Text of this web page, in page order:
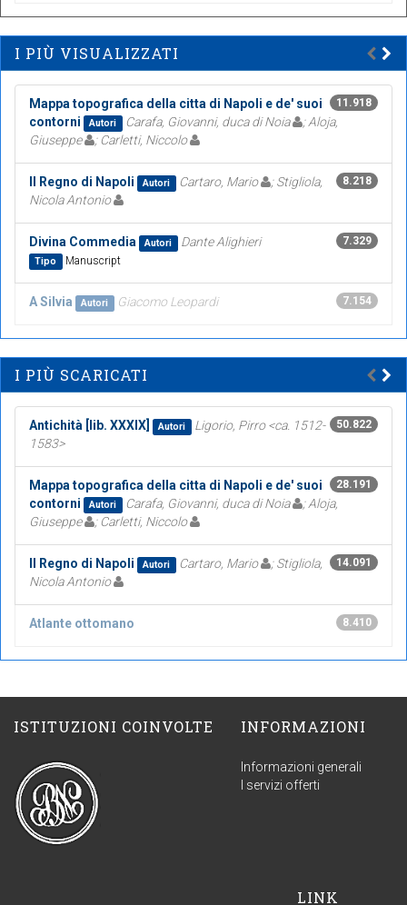
I PIÙ VISUALIZZATI
11.918
Mappa topografica della citta di Napoli e de' suoi
contorni
Autori Carafa, Giovanni, duca di Noia
; Aloja,
Giuseppe
; Carletti, Niccolo
8.218
Il Regno di Napoli Autori Cartaro, Mario
; Stigliola,
Nicola Antonio
7.329
Divina Commedia Autori Dante Alighieri
Tipo Manuscript
7.154
A Silvia Autori Giacomo Leopardi
I PIÙ SCARICATI
50.822
Antichità [lib. XXXIX] Autori
Ligorio, Pirro <ca. 1512-
1583>
28.191
Mappa topografica della citta di Napoli e de' suoi
contorni
Autori Carafa, Giovanni, duca di Noia
; Aloja,
Giuseppe
; Carletti, Niccolo
14.091
Il Regno di Napoli Autori Cartaro, Mario
; Stigliola,
Nicola Antonio
8.410
Atlante ottomano
ISTITUZIONI COINVOLTE INFORMAZIONI
Informazioni generali
I servizi offerti
LINK